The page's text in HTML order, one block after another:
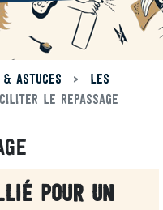
& ASTUCES
LES
LE REPASSAGE
POUR UN